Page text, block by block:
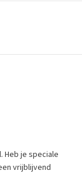
Heb je speciale
vrijblijvend